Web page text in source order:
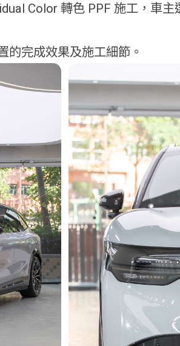
Color 轉色 PPF 施工，車主
的完成效果及施工細節。